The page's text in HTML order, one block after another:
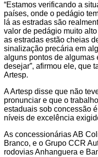
“Estamos verificando a
países, onde o pedágio
lá as estradas são
valor de pedágio muito
as estradas estão cheias
sinalização precária em
alguns pontos de algumas
desejar”, afirmou ele, que
Artesp.
A Artesp disse que não
pronunciar e que o
estaduais sob concessão
níveis de excelência
As concessionárias AB
Branco, e o Grupo CCR
rodovias Anhanguera e